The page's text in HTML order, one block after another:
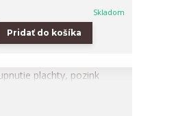
Skladom
Pridať do košíka